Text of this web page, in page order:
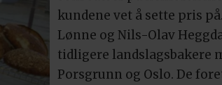
kundene vet å sette pris
Lønne og Nils-Olav
tidligere landslagsbakere
Porsgrunn og Oslo. De